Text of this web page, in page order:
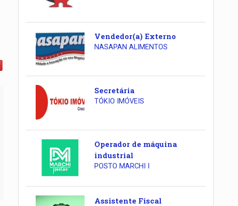
Vendedor(a) Externo
NASAPAN ALIMENTOS
Secretária
TÓKIO IMÓVEIS
Operador de máquina
industrial
POSTO MARCHI I
Assistente Fiscal